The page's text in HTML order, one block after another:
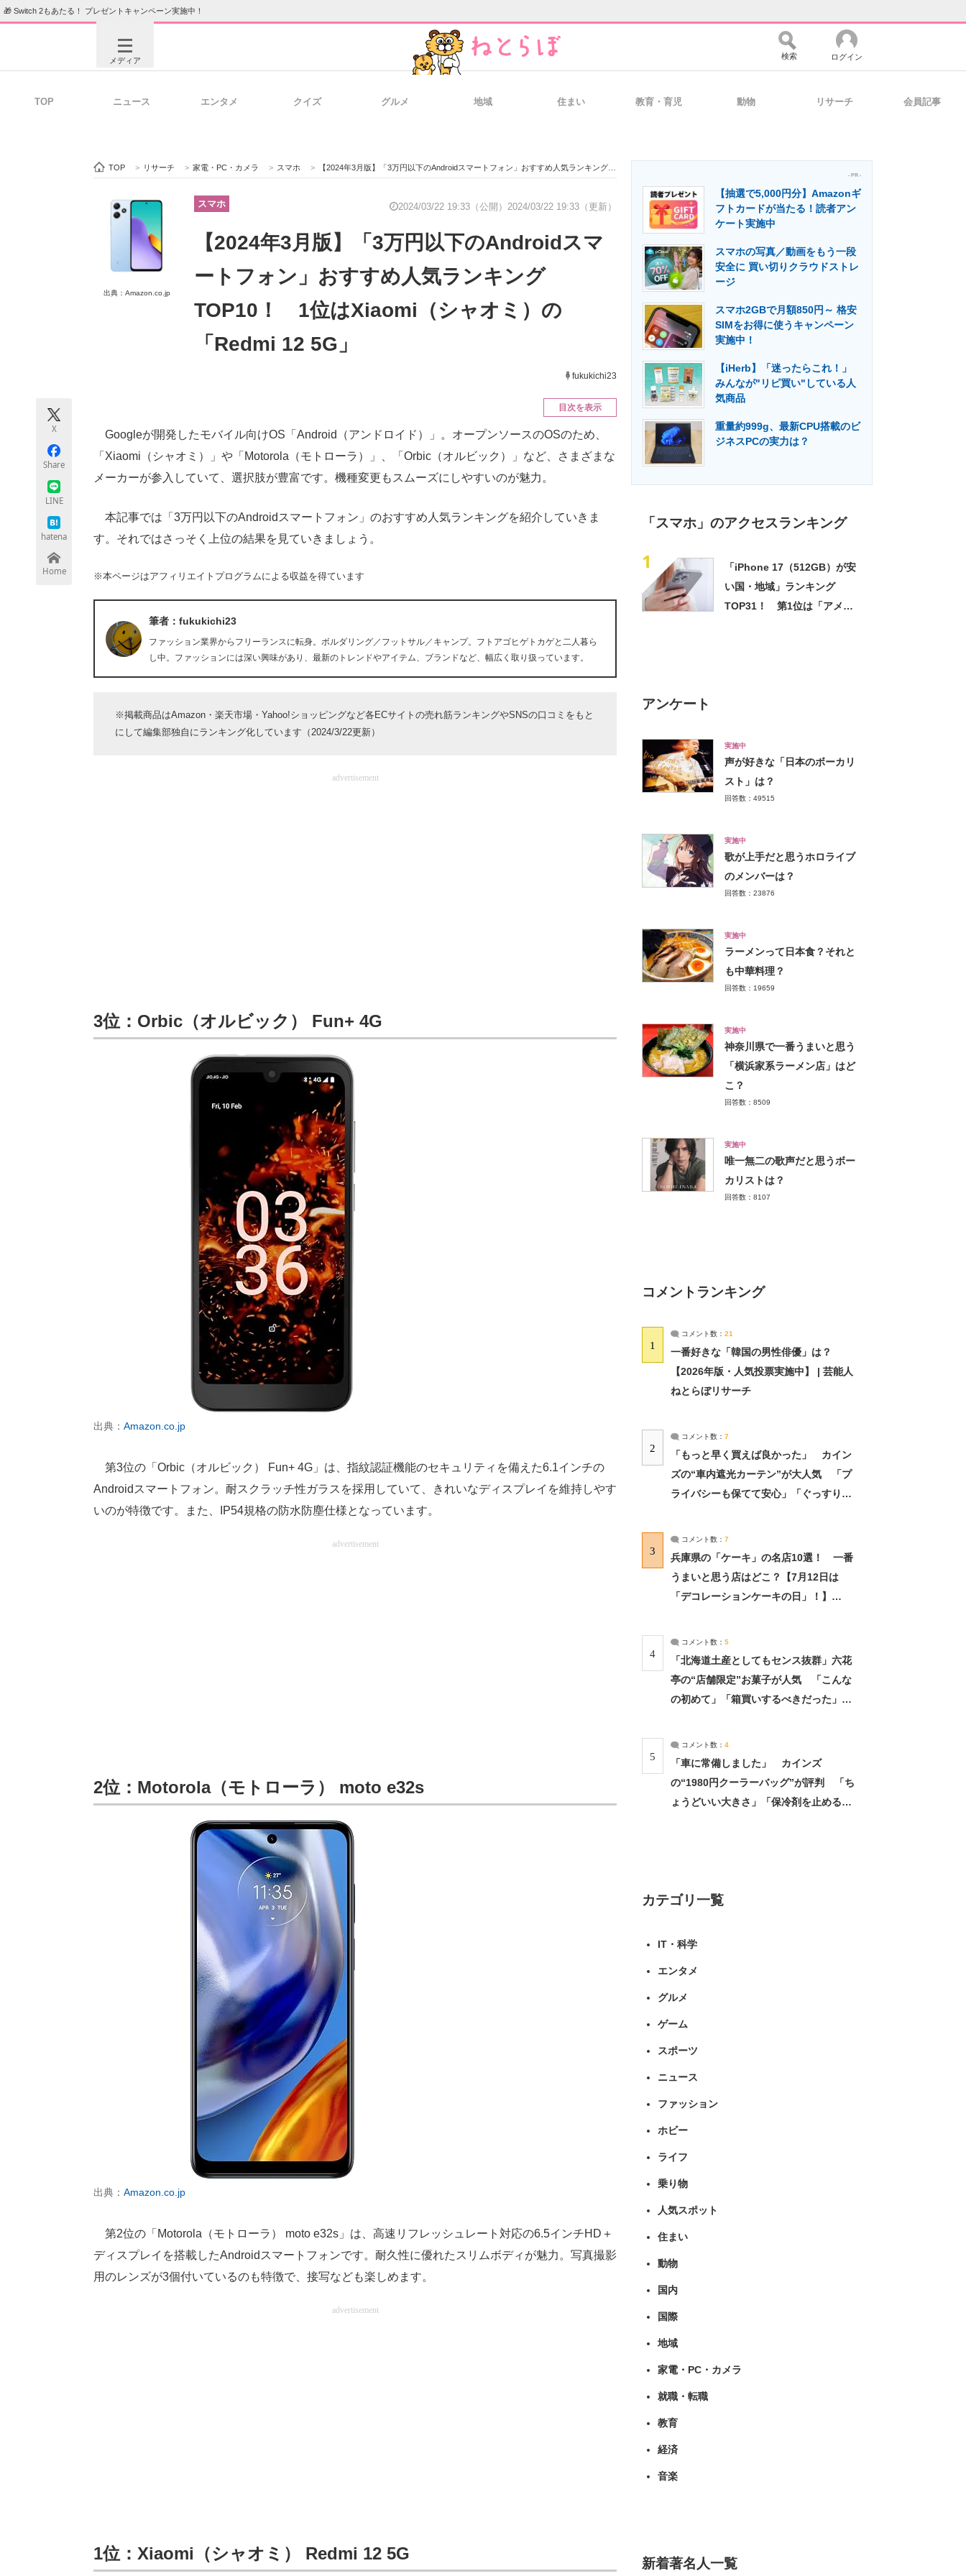
🎁 Switch 2もあたる！ プレゼントキャンペーン実施中！
メディア
ビジネスと働き方のヒント 経営リーダーのコミュニティ マーケ×ITの今がよく分かる
ITエンジニア向け専門サイト 製造業のIT導入・活用を支援
モノづくり技術者専門サイト エネルギーの専門メディア 建設×テクノロジーの最前線
検索 ログイン
TOP ニュース エンタメ クイズ グルメ 地域 住まい 教育・育児 動物 リサーチ 会員記事
TOP > リサーチ > 家電・PC・カメラ > スマホ > 【2024年3月版】「3万円以下のAndroidスマートフォン」おすすめ人気ランキングTOP10！ 1位はXiaomi（シャオミ）の「Redmi 12 5G」
出典：Amazon.co.jp
スマホ 2024/03/22 19:33（公開） 2024/03/22 19:33（更新）
【2024年3月版】「3万円以下のAndroidスマ
ートフォン」おすすめ人気ランキング
TOP10！ 1位はXiaomi（シャオミ）の
「Redmi 12 5G」
fukukichi23
X
Share
LINE
hatena
Home
目次を表示
Googleが開発したモバイル向けOS「Android（アンドロイド）」。オープンソースのOSのため、
「Xiaomi（シャオミ）」や「Motorola（モトローラ）」、「Orbic（オルビック）」など、さまざまな
メーカーが参入していて、選択肢が豊富です。機種変更もスムーズにしやすいのが魅力。
本記事では「3万円以下のAndroidスマートフォン」のおすすめ人気ランキングを紹介していきま
す。それではさっそく上位の結果を見ていきましょう。
※本ページはアフィリエイトプログラムによる収益を得ています
筆者：fukukichi23
ファッション業界からフリーランスに転身。ボルダリング／フットサル／キャンプ。フトアゴヒゲトカゲと二人暮ら
し中。ファッションには深い興味があり、最新のトレンドやアイテム、ブランドなど、幅広く取り扱っています。
※掲載商品はAmazon・楽天市場・Yahoo!ショッピングなど各ECサイトの売れ筋ランキングやSNSの口コミをもと
にして編集部独自にランキング化しています（2024/3/22更新）
advertisement
3位：Orbic（オルビック） Fun+ 4G
出典： Amazon.co.jp
第3位の「Orbic（オルビック） Fun+ 4G」は、指紋認証機能のセキュリティを備えた6.1インチの
Androidスマートフォン。耐スクラッチ性ガラスを採用していて、きれいなディスプレイを維持しやす
いのが特徴です。また、IP54規格の防水防塵仕様となっています。
advertisement
2位：Motorola（モトローラ） moto e32s
出典： Amazon.co.jp
第2位の「Motorola（モトローラ） moto e32s」は、高速リフレッシュレート対応の6.5インチHD＋
ディスプレイを搭載したAndroidスマートフォンです。耐久性に優れたスリムボディが魅力。写真撮影
用のレンズが3個付いているのも特徴で、接写なども楽しめます。
advertisement
1位：Xiaomi（シャオミ） Redmi 12 5G
- PR -
【抽選で5,000円分】Amazonギ
フトカードが当たる！読者アン
ケート実施中
スマホの写真／動画をもう一段
安全に 買い切りクラウドストレ
ージ
スマホ2GBで月額850円～ 格安
SIMをお得に使うキャンペーン
実施中！
【iHerb】「迷ったらこれ！」
みんなが"リピ買い"している人
気商品
重量約999g、最新CPU搭載のビ
ジネスPCの実力は？
「スマホ」のアクセスランキング
1
「iPhone 17（512GB）が安
い国・地域」ランキング
TOP31！ 第1位は「アメリ
アンケート
実施中
声が好きな「日本のボーカリ
スト」は？
回答数：49515
実施中
歌が上手だと思うホロライブ
のメンバーは？
回答数：23876
実施中
ラーメンって日本食？それと
も中華料理？
回答数：19659
実施中
神奈川県で一番うまいと思う
「横浜家系ラーメン店」はど
こ？
回答数：8509
実施中
唯一無二の歌声だと思うボー
カリストは？
回答数：8107
コメントランキング
1
コメント数： 21
一番好きな「韓国の男性俳優」は？
【2026年版・人気投票実施中】 | 芸能人
ねとらぼリサーチ
2
コメント数： 7
「もっと早く買えば良かった」 カイン
ズの“車内遮光カーテン”が大人気 「プ
ライバシーも保てて安心」「ぐっすり眠
3
コメント数： 7
兵庫県の「ケーキ」の名店10選！ 一番
うまいと思う店はどこ？【7月12日は
「デコレーションケーキの日」！】
4
コメント数： 5
「北海道土産としてもセンス抜群」六花
亭の“店舗限定”お菓子が人気 「こんな
の初めて」「箱買いするべきだった」
5
コメント数： 4
「車に常備しました」 カインズ
の“1980円クーラーバッグ”が評判 「ち
ょうどいい大きさ」「保冷剤を止めるベ
カテゴリ一覧
IT・科学
エンタメ
グルメ
ゲーム
スポーツ
ニュース
ファッション
ホビー
ライフ
乗り物
人気スポット
住まい
動物
国内
国際
地域
家電・PC・カメラ
就職・転職
教育
経済
音楽
新着著名人一覧